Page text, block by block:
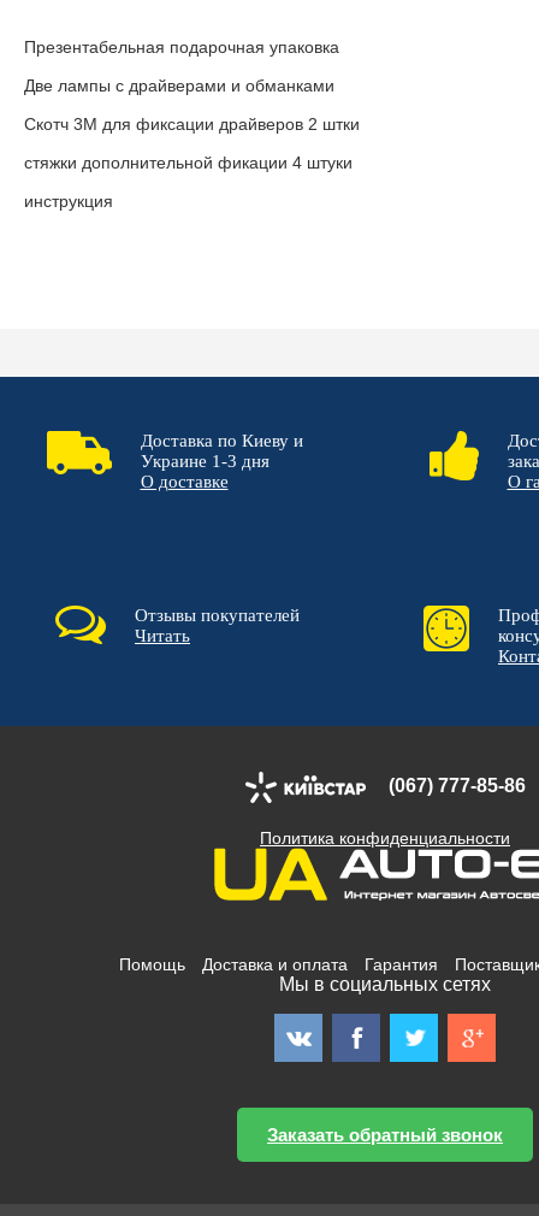
Презентабельная подарочная упаковка
Две лампы с драйверами и обманками
Скотч 3М для фиксации драйверов 2 штки
стяжки дополнительной фикации 4 штуки
инструкция
Доставка по Киеву и
Украине 1-3 дня
О доставке
О
Отзывы покупателей
Читать
(067) 777-85-86
Политика конфиденциальности
Помощь Доставка и оплата Гарантия
Мы в социальных сетях
Заказать обратный звонок